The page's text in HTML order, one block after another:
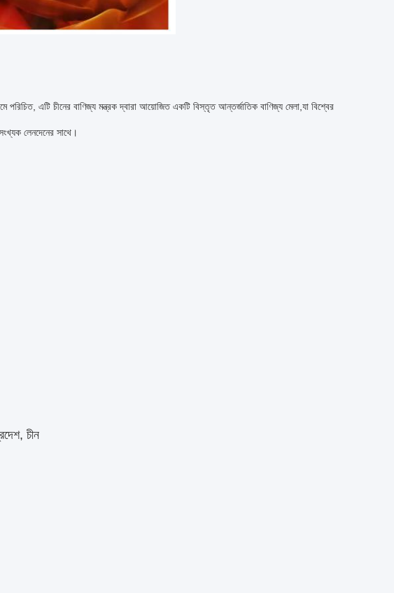
পরিচিত, এটি চীনের বাণিজ্য মন্ত্রক দ্বারা আয়োজিত একটি বিস্তৃত আন্তর্জাতিক বাণিজ্য মেলা,যা বিশ্বের
লেনদেনের সাথে।
চীন